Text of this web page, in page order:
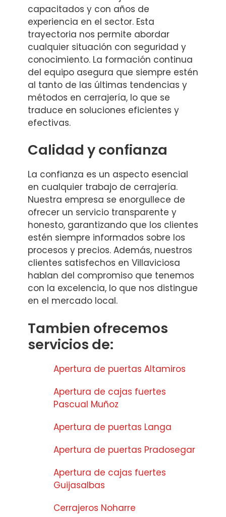
capacitados y con años de
experiencia en el sector. Esta
trayectoria nos permite abordar
cualquier situación con seguridad y
conocimiento. La formación continua
del equipo asegura que siempre estén
al tanto de las últimas tendencias y
métodos en cerrajería, lo que se
traduce en soluciones eficientes y
efectivas.
Calidad y confianza
La confianza es un aspecto esencial
en cualquier trabajo de cerrajería.
Nuestra empresa se enorgullece de
ofrecer un servicio transparente y
honesto, garantizando que los clientes
estén siempre informados sobre los
procesos y precios. Además, nuestros
clientes satisfechos en Villaviciosa
hablan del compromiso que tenemos
con la excelencia, lo que nos distingue
en el mercado local.
Tambien ofrecemos
servicios de:
Apertura de puertas Altamiros
Apertura de cajas fuertes
Pascual Muñoz
Apertura de puertas Langa
Apertura de puertas Pradosegar
Apertura de cajas fuertes
Guijasalbas
Cerrajeros Noharre